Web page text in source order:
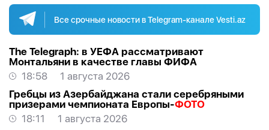
Все срочные новости в Telegram-канале Vesti.az
The Telegraph: в УЕФА рассматривают
Монтальяни в качестве главы ФИФА
18:58
1 августа 2026
Гребцы из Азербайджана стали серебряными
призерами чемпионата Европы-ФОТО
18:11
1 августа 2026